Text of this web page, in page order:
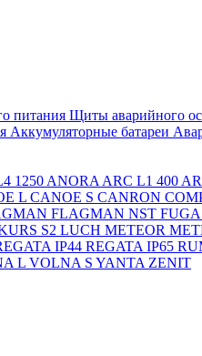
питания Щиты аварийного
Аккумуляторные батареи
1250 ANORA ARC L1 400
L CANOE S CANRON
FLAGMAN NST FUGA
S2 LUCH METEOR
IP44 REGATA IP65
L VOLNA S YANTA ZENIT